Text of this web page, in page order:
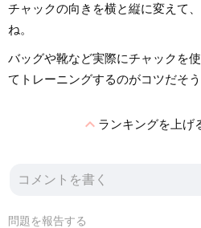
チャックの向きを横と縦に変えて
ね。
バッグや靴など実際にチャックを
てトレーニングするのがコツだそう
expand_lessランキングを上げ
問題を報告する